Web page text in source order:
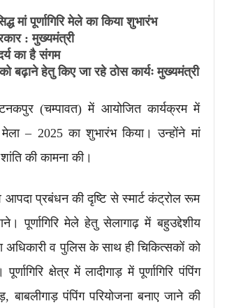
मां पूर्णागिरि मेले का किया शुभारंभ
: मुख्यमंत्री
का है संगम
बढ़ाने हेतु किए जा रहे ठोस कार्यः मुख्यमंत्री
(चम्पावत) में आयोजित कार्यक्रम में
मेला – 2025 का शुभारंभ किया। उन्होंने मां
की कामना की।
आपदा प्रबंधन की दृष्टि से स्मार्ट कंट्रोल रूम
पूर्णागिरि मेले हेतु सेलागाढ़ में बहुउद्देशीय
व पुलिस के साथ ही चिकित्सकों को
क्षेत्र में लादीगाड़ में पूर्णागिरि पंपिंग
बाबलीगाड़ पंपिंग परियोजना बनाए जाने की